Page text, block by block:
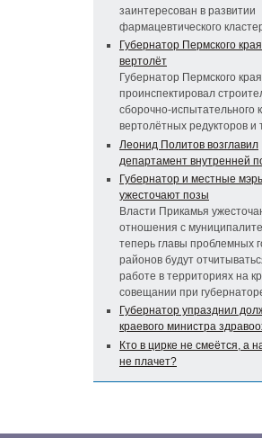
заинтересован в развитии
фармацевтического
Губернатор Пермского
вертолёт
Губернатор Пермского края
проинспектировал
сборочно-испытательного
вертолётных редукторов и
Леонид Политов возглавил
департамент внутренней
Губернатор и местные
ужесточают позы
Власти Прикамья
отношения с
теперь главы проблемных
районов будут
работе в территориях на
совещании при
Губернатор упразднил
краевого министра
Кто в цирке не смеётся, а
не плачет?